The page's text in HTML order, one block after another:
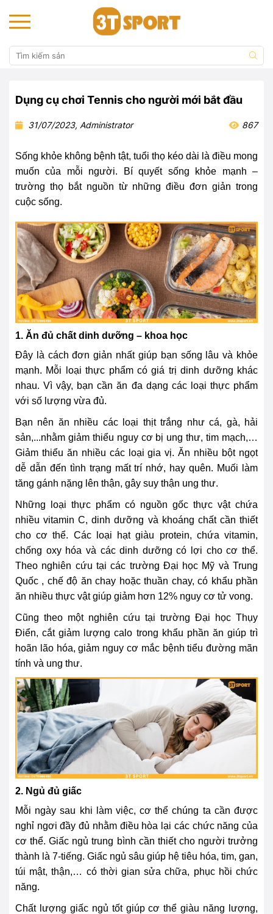
Dụng cụ chơi Tennis cho người mới bắt đầu
31/07/2023, Administrator 867
Sống khỏe không bệnh tật, tuổi thọ kéo dài là điều mong
muốn của mỗi người. Bí quyết sống khỏe mạnh –
trường thọ bắt nguồn từ những điều đơn giản trong
cuộc sống.
1. Ăn đủ chất dinh dưỡng – khoa học
Đây là cách đơn giản nhất giúp bạn sống lâu và khỏe
mạnh. Mỗi loại thực phẩm có giá trị dinh dưỡng khác
nhau. Vì vậy, bạn cần ăn đa dạng các loại thực phẩm
với số lượng vừa đủ.
Bạn nên ăn nhiều các loại thịt trắng như cá, gà, hải
sản,...nhằm giảm thiểu nguy cơ bị ung thư, tim mạch,…
Giảm thiểu ăn nhiều các loại gia vị. Ăn nhiều bột ngọt
dễ dẫn đến tình trạng mất trí nhớ, hay quên. Muối làm
tăng gánh nặng lên thận, gây suy thận ung thư.
Những loại thực phẩm có nguồn gốc thực vật chứa
nhiều vitamin C, dinh dưỡng và khoáng chất cần thiết
cho cơ thể. Các loại hạt giàu protein, chứa vitamin,
chống oxy hóa và các dinh dưỡng có lợi cho cơ thể.
Theo nghiên cứu tại các trường Đại học Mỹ và Trung
Quốc , chế độ ăn chay hoặc thuần chay, có khẩu phần
ăn nhiều thực vật giúp giảm hơn 12% nguy cơ tử vong.
Cũng theo một nghiên cứu tại trường Đại học Thụy
Điển, cắt giảm lượng calo trong khẩu phần ăn giúp trì
hoãn lão hóa, giảm nguy cơ mắc bệnh tiểu đường mãn
tính và ung thư.
2. Ngủ đủ giấc
Mỗi ngày sau khi làm việc, cơ thể chúng ta cần được
nghỉ ngơi đầy đủ nhằm điều hòa lại các chức năng của
cơ thể. Giấc ngủ trung bình cần thiết cho người trưởng
thành là 7-tiếng. Giấc ngủ sâu giúp hệ tiêu hóa, tim, gan,
túi mật, thận,… có thời gian sửa chữa, phục hồi chức
năng.
Chất lượng giấc ngủ tốt giúp cơ thể giàu năng lượng,